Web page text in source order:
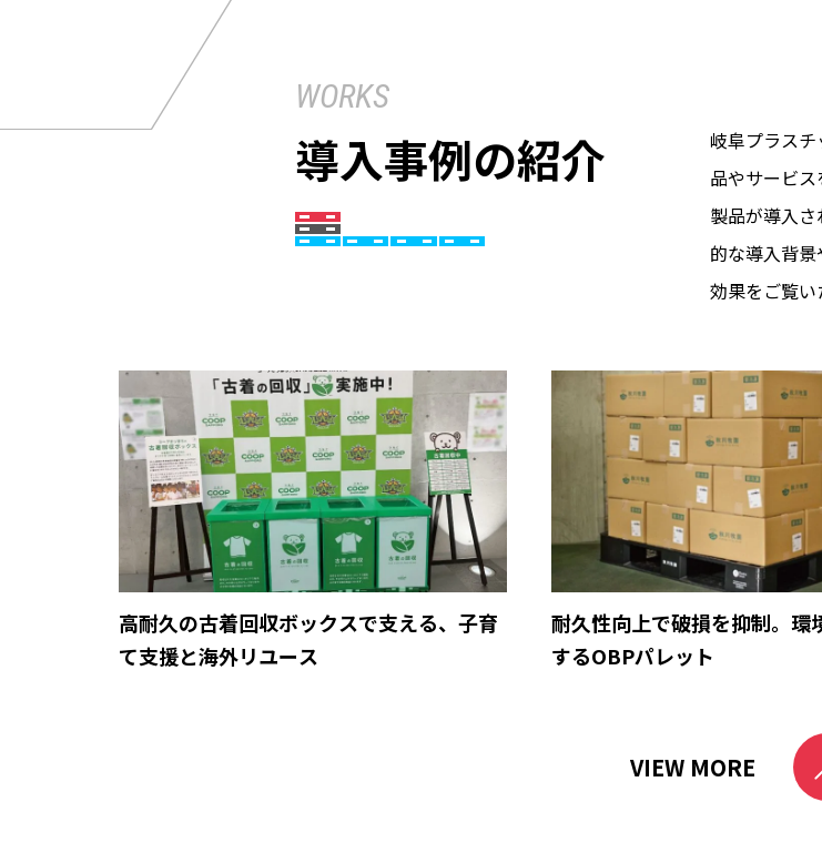
WORKS
導入事例の紹介
岐阜プラス
品やサービ
製品が導入
的な導入背
効果をご覧い
高耐久の古着回収ボックスで支える、子育
て支援と海外リユース
耐久性向上で破損を抑制。環
するOBPパレット
VIEW MORE